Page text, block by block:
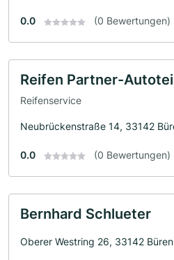
0.0 (0 Bewertungen)
Reifen Partner-
Reifenservice
Neubrückenstraße 14, 33142
0.0 (0 Bewertungen)
Bernhard Schlueter
Oberer Westring 26, 33142